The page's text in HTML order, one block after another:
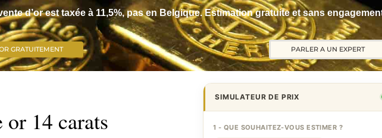
d’or est taxée à 11,5%, pas en Belgique. Estimation gratuite et sans
GRATUITEMENT PARLER A UN EXPERT
14 carats
SIMULATEUR DE PRIX
1 - QUE SOUHAITEZ-VOUS ESTIMER ?